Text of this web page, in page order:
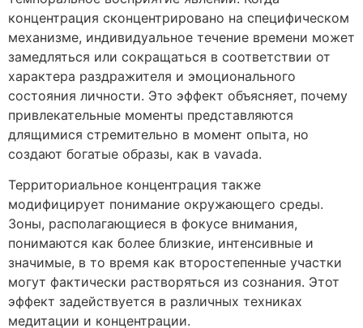
концентрация сконцентрировано на специфическом
механизме, индивидуальное течение времени может
замедляться или сокращаться в соответствии от
характера раздражителя и эмоционального
состояния личности. Это эффект объясняет, почему
привлекательные моменты представляются
длящимися стремительно в момент опыта, но
создают богатые образы, как в vavada.
Территориальное концентрация также
модифицирует понимание окружающего среды.
Зоны, располагающиеся в фокусе внимания,
понимаются как более близкие, интенсивные и
значимые, в то время как второстепенные участки
могут фактически растворяться из сознания. Этот
эффект задействуется в различных техниках
медитации и концентрации.